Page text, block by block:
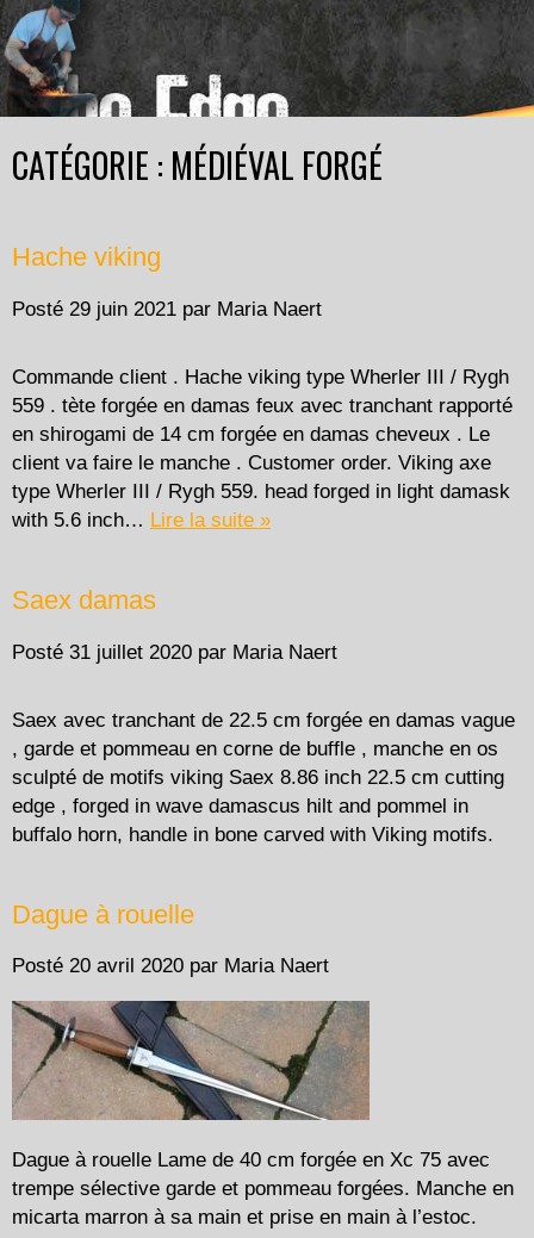
CATÉGORIE : MÉDIÉVAL FORGÉ
Hache viking
Posté 29 juin 2021 par Maria Naert
Commande client . Hache viking type Wherler III / Rygh
559 . tète forgée en damas feux avec tranchant rapporté
en shirogami de 14 cm forgée en damas cheveux . Le
client va faire le manche . Customer order. Viking axe
type Wherler III / Rygh 559. head forged in light damask
with 5.6 inch… Lire la suite »
Saex damas
Posté 31 juillet 2020 par Maria Naert
Saex avec tranchant de 22.5 cm forgée en damas vague
, garde et pommeau en corne de buffle , manche en os
sculpté de motifs viking Saex 8.86 inch 22.5 cm cutting
edge , forged in wave damascus hilt and pommel in
buffalo horn, handle in bone carved with Viking motifs.
Dague à rouelle
Posté 20 avril 2020 par Maria Naert
Dague à rouelle Lame de 40 cm forgée en Xc 75 avec
trempe sélective garde et pommeau forgées. Manche en
micarta marron à sa main et prise en main à l’estoc.